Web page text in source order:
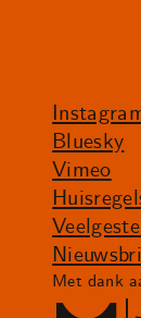
Bluesky
Vimeo
Met dank